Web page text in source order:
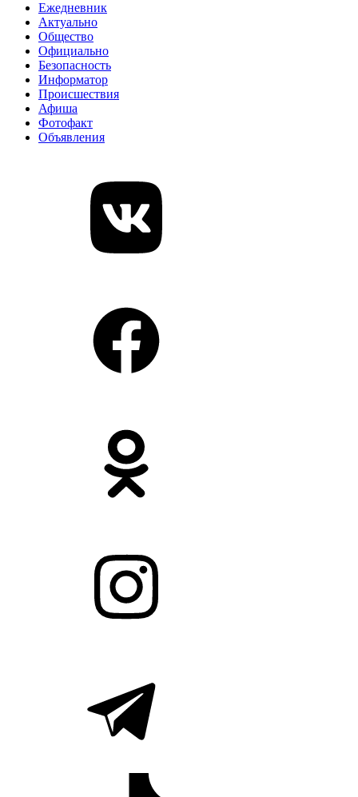
Ежедневник
Актуально
Общество
Официально
Безопасность
Информатор
Происшествия
Афиша
Фотофакт
Объявления